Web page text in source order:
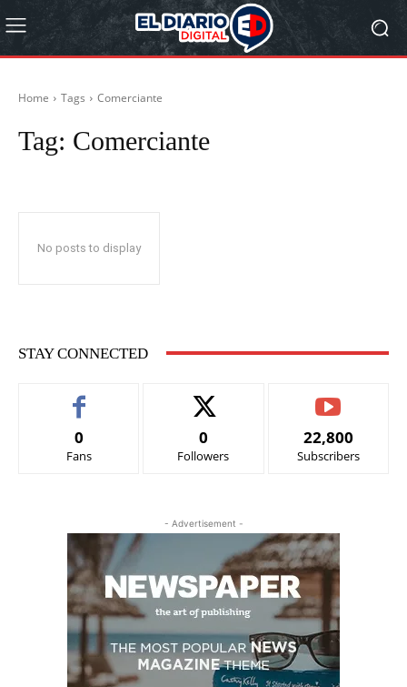
Home Tags Comerciante
Tag: Comerciante
No posts to display
STAY CONNECTED
0
Fans
0
Followers
22,800
Subscribers
- Advertisement -